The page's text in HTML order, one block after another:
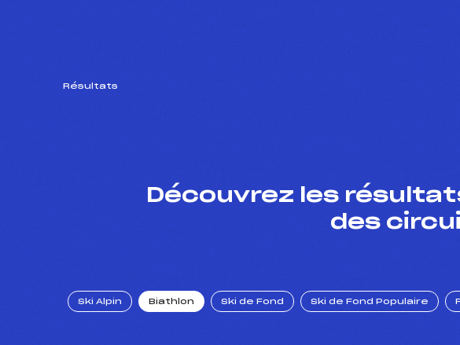
Résultats
Découvrez les
des
Ski Alpin Biathlon Ski de Fond Ski de Fond Populaire